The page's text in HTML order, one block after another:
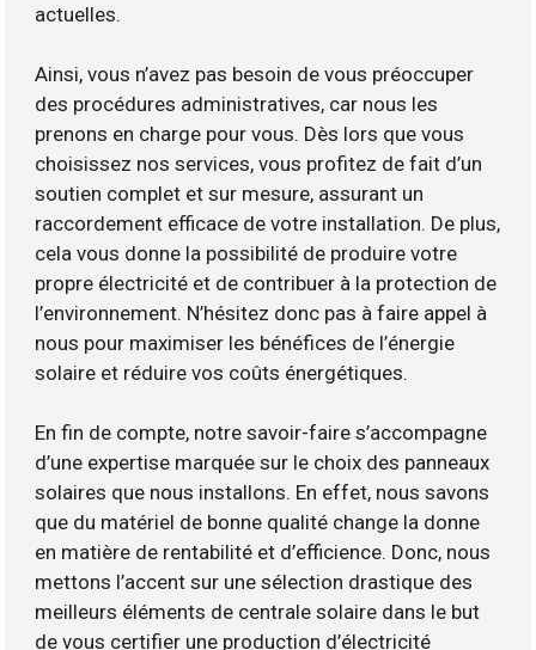
actuelles.
Ainsi, vous n’avez pas besoin de vous préoccuper
des procédures administratives, car nous les
prenons en charge pour vous. Dès lors que vous
choisissez nos services, vous profitez de fait d’un
soutien complet et sur mesure, assurant un
raccordement efficace de votre installation. De plus,
cela vous donne la possibilité de produire votre
propre électricité et de contribuer à la protection de
l’environnement. N’hésitez donc pas à faire appel à
nous pour maximiser les bénéfices de l’énergie
solaire et réduire vos coûts énergétiques.
En fin de compte, notre savoir-faire s’accompagne
d’une expertise marquée sur le choix des panneaux
solaires que nous installons. En effet, nous savons
que du matériel de bonne qualité change la donne
en matière de rentabilité et d’efficience. Donc, nous
mettons l’accent sur une sélection drastique des
meilleurs éléments de centrale solaire dans le but
de vous certifier une production d’électricité